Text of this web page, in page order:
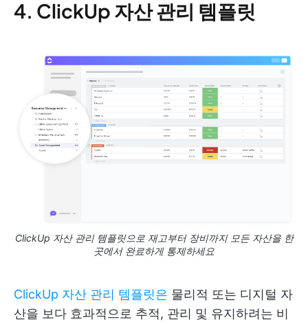
4. ClickUp 자산 관리 템플릿
ClickUp 자산 관리 템플릿으로 재고부터 장비까지 모든 자산을 한
곳에서 완료하게 통제하세요
ClickUp 자산 관리 템플릿은 물리적 또는 디지털 자
산을 보다 효과적으로 추적, 관리 및 유지하려는 비